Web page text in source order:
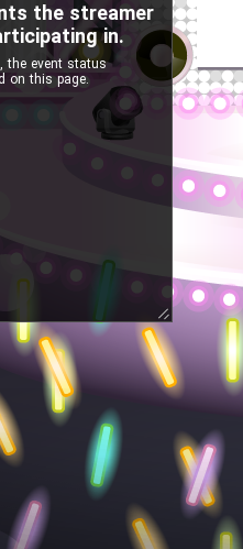
the streamer
in.
the event status
on this page.